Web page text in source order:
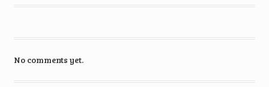
No comments yet.